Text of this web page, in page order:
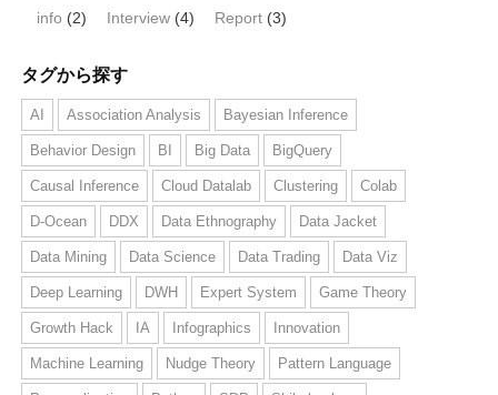
info (2) Interview (4) Report (3)
タグから探す
AI Association Analysis Bayesian Inference
Behavior Design BI Big Data BigQuery
Causal Inference Cloud Datalab Clustering Colab
D-Ocean DDX Data Ethnography Data Jacket
Data Mining Data Science Data Trading Data Viz
Deep Learning DWH Expert System Game Theory
Growth Hack IA Infographics Innovation
Machine Learning Nudge Theory Pattern Language